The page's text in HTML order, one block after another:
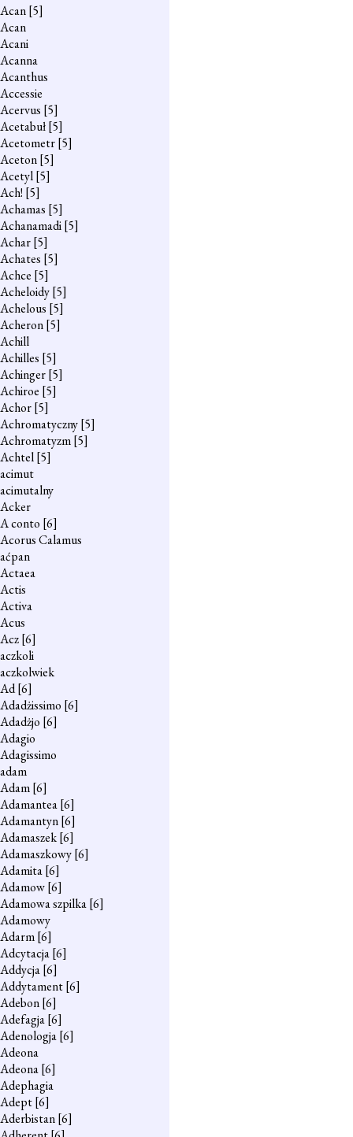
Acan[5]
Acan
Acani
Acanna
Acanthus
Accessie
Acervus [5]
Acetabuł[5]
Acetometr[5]
Aceton[5]
Acetyl[5]
Ach! [5]
Achamas [5]
Achanamadi[5]
Achar[5]
Achates [5]
Achce [5]
Acheloidy[5]
Achelous [5]
Acheron[5]
Achill
Achilles [5]
Achinger[5]
Achiroe [5]
Achor[5]
Achromatyczny[5]
Achromatyzm[5]
Achtel[5]
acimut
acimutalny
Acker
A conto [6]
Acorus Calamus
aćpan
Actaea
Actis
Activa
Acus
Acz[6]
aczkoli
aczkolwiek
Ad[6]
Adadżissimo [6]
Adadżjo [6]
Adagio
Adagissimo
adam
Adam[6]
Adamantea[6]
Adamantyn[6]
Adamaszek[6]
Adamaszkowy[6]
Adamita[6]
Adamow[6]
Adamowa szpilka[6]
Adamowy
Adarm[6]
Adcytacja[6]
Addycja[6]
Addytament[6]
Adebon[6]
Adefagja[6]
Adenologja[6]
Adeona
Adeona[6]
Adephagia
Adept[6]
Aderbistan[6]